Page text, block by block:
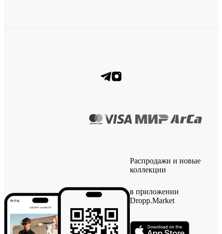
Распродажи и новые
коллекции
в приложении
Dropp.Market